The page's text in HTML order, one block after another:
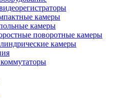
камеры
камеры
поворотные камеры
камеры